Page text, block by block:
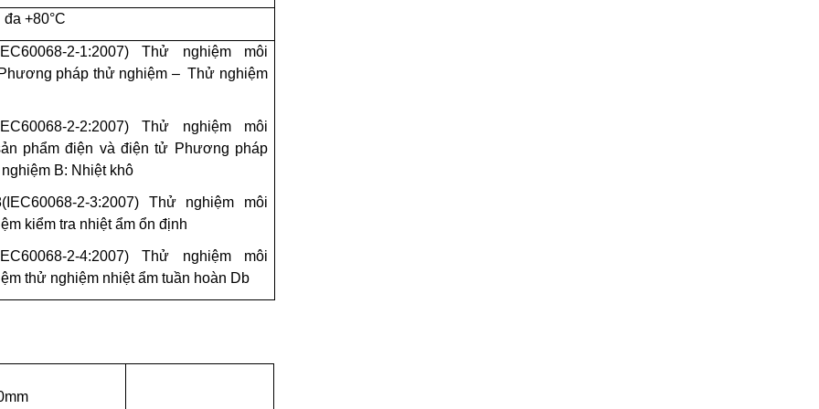
+80°C
2-1:2007) Thử nghiệm môi
pháp thử nghiệm – Thử nghiệm
2-2:2007) Thử nghiệm môi
phẩm điện và điện tử Phương pháp
B: Nhiệt khô
2-3:2007) Thử nghiệm môi
kiểm tra nhiệt ẩm ổn định
2-4:2007) Thử nghiệm môi
thử nghiệm nhiệt ẩm tuần hoàn Db